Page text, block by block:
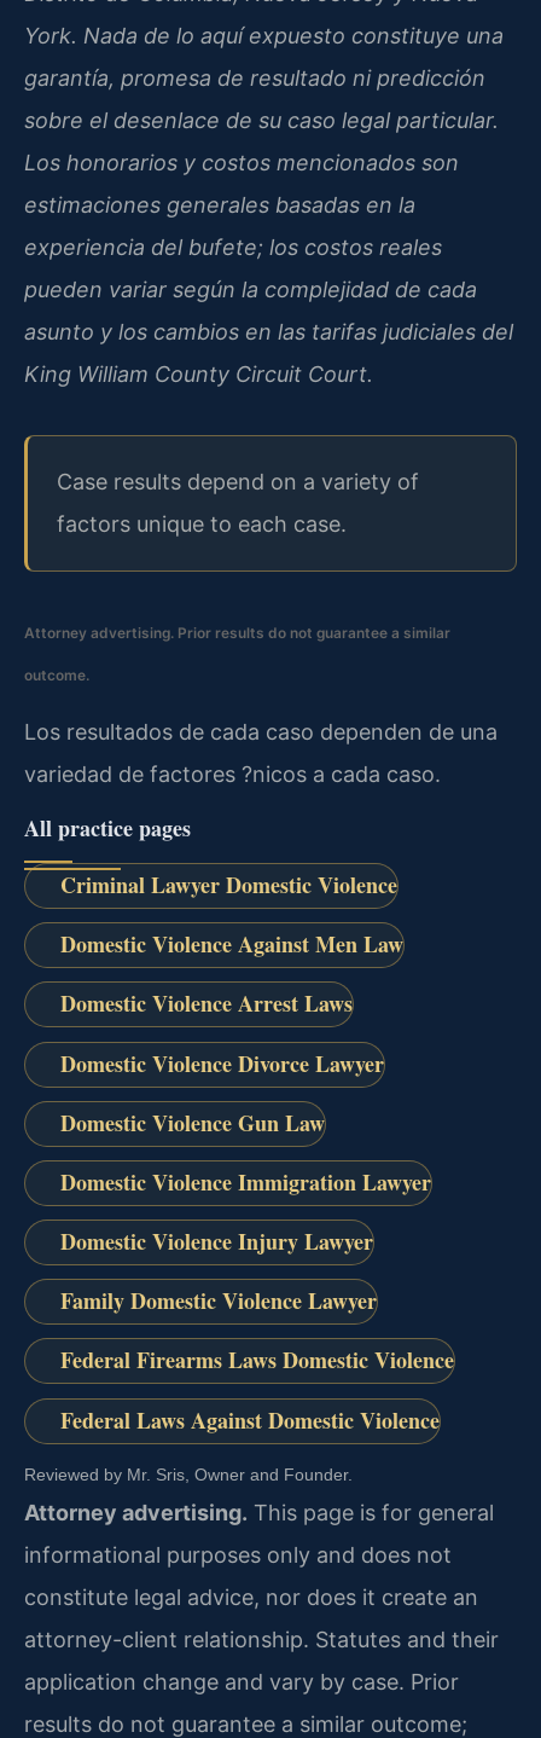
York. Nada de lo aquí expuesto constituye una
garantía, promesa de resultado ni predicción
sobre el desenlace de su caso legal particular.
Los honorarios y costos mencionados son
estimaciones generales basadas en la
experiencia del bufete; los costos reales
pueden variar según la complejidad de cada
asunto y los cambios en las tarifas judiciales del
King William County Circuit Court.
Case results depend on a variety of
factors unique to each case.
Attorney advertising. Prior results do not guarantee a similar
outcome.
Los resultados de cada caso dependen de una
variedad de factores ?nicos a cada caso.
All practice pages
Criminal Lawyer Domestic Violence
Domestic Violence Against Men Law
Domestic Violence Arrest Laws
Domestic Violence Divorce Lawyer
Domestic Violence Gun Law
Domestic Violence Immigration Lawyer
Domestic Violence Injury Lawyer
Family Domestic Violence Lawyer
Federal Firearms Laws Domestic Violence
Federal Laws Against Domestic Violence
Reviewed by Mr. Sris, Owner and Founder.
Attorney advertising. This page is for general
informational purposes only and does not
constitute legal advice, nor does it create an
attorney-client relationship. Statutes and their
application change and vary by case. Prior
results do not guarantee a similar outcome;